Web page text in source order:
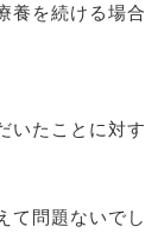
養を続ける場合
いたことに対す
て問題ないでし